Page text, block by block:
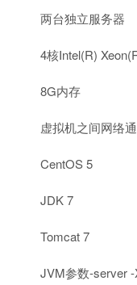
两台独立服务器
4核Intel(R)
8G内存
虚拟机之间网络
CentOS 5
JDK 7
Tomcat 7
JVM参数-server